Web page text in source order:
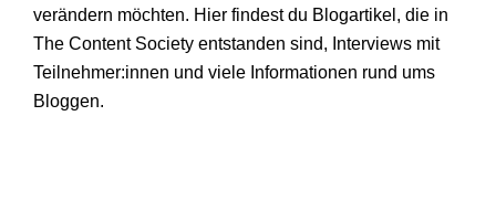
verändern möchten. Hier findest du Blogartikel, die in
The Content Society entstanden sind, Interviews mit
Teilnehmer:innen und viele Informationen rund ums
Bloggen.